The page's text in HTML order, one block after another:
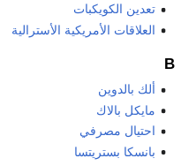
تعدين الكويكبات
العلاقات الأمريكية الأسترالية
B
ألك بالدوين
مايكل بالاك
احتيال مصرفي
بانسكا بستريتسا